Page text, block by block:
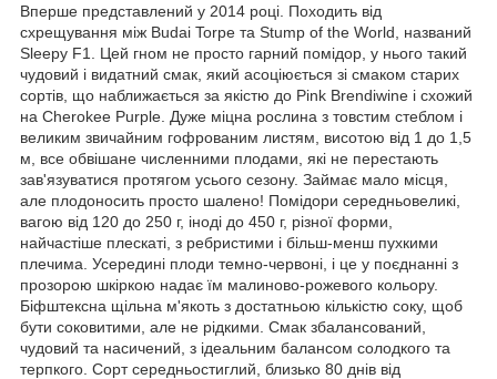
Вперше представлений у 2014 році. Походить від
схрещування між Budai Torpe та Stump of the World, названий
Sleepy F1. Цей гном не просто гарний помідор, у нього такий
чудовий і видатний смак, який асоціюється зі смаком старих
сортів, що наближається за якістю до Pink Brendiwine і схожий
на Cherokee Purple. Дуже міцна рослина з товстим стеблом і
великим звичайним гофрованим листям, висотою від 1 до 1,5
м, все обвішане численними плодами, які не перестають
зав'язуватися протягом усього сезону. Займає мало місця,
але плодоносить просто шалено! Помідори середньовеликі,
вагою від 120 до 250 г, іноді до 450 г, різної форми,
найчастіше плескаті, з ребристими і більш-менш пухкими
плечима. Усередині плоди темно-червоні, і це у поєднанні з
прозорою шкіркою надає їм малиново-рожевого кольору.
Біфштексна щільна м'якоть з достатньою кількістю соку, щоб
бути соковитими, але не рідкими. Смак збалансований,
чудовий та насичений, з ідеальним балансом солодкого та
терпкого. Сорт середньостиглий, близько 80 днів від